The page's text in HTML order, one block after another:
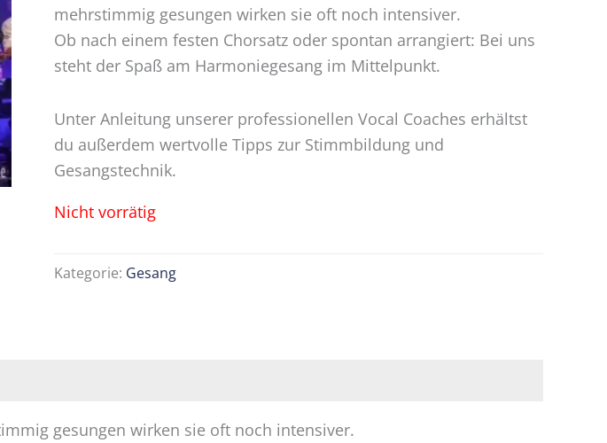
mehrstimmig gesungen wirken sie oft noch intensiver.
Ob nach einem festen Chorsatz oder spontan arrangiert: Bei uns
steht der Spaß am Harmoniegesang im Mittelpunkt.
Unter Anleitung unserer professionellen Vocal Coaches erhältst
du außerdem wertvolle Tipps zur Stimmbildung und
Gesangstechnik.
Nicht vorrätig
Kategorie: Gesang
gesungen wirken sie oft noch intensiver.